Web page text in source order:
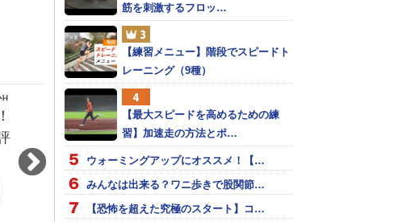
マンチェスターダービー
マー君、故障者リスト入
り
筋を刺激するフロッ…
【練習メニュー】階段でスピードト
レーニング（9種）
【最大スピードを高めるための練
習】加速走の方法とポ…
ウォーミングアップにオススメ！【…
みんなは出来る？ワニ歩きで股関節…
【恐怖を超えた究極のスタート】コ…